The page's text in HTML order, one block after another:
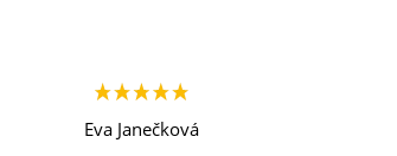
Eva Janečková